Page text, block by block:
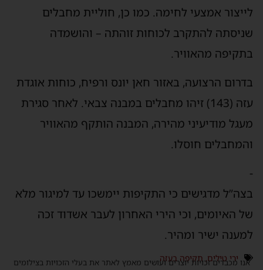
לייצור אמצעי לחימה. כמו כן, חוליית מחבלים
שניסתה להתקרב לכוחות זוהתה – והושמדה
בתקיפה מהאוויר.
בדרום הרצועה, באזור חאן יונס ורפיח, כוחות אוגדת
עזה (143) זיהו מחבלים במבנה צבאי. לאחר סגירת
מעגל מודיעיני מהירה, המבנה הותקף מהאוויר
והמחבלים חוסלו.
-
בצה”ל מדגישים כי התקיפות יימשכו עד למיגור מלא
של האיומים, וכי הירי האחרון לעבר אשדוד זכה
למענה ישיר ומהיר.
ירי טילים,תקיפה בעזה
אנו מכבדים זכויות יוצרים ועושים מאמץ לאתר את בעלי הזכויות בצילומים